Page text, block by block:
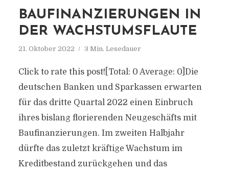
BAUFINANZIERUNGEN IN
DER WACHSTUMSFLAUTE
21. Oktober 2022 3 Min. Lesedauer
Click to rate this post![Total: 0 Average: 0]Die
deutschen Banken und Sparkassen erwarten
für das dritte Quartal 2022 einen Einbruch
ihres bislang florierenden Neugeschäfts mit
Baufinanzierungen. Im zweiten Halbjahr
dürfte das zuletzt kräftige Wachstum im
Kreditbestand zurückgehen und das